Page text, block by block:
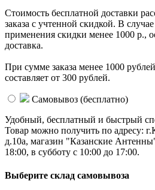
Стоимость бесплатной доставки
заказа с учтенной скидкой. В
применения скидки менее 1000 р.,
доставка.
При сумме заказа менее 1000
составляет от 300 рублей.
Самовывоз (бесплатно)
Удобный, бесплатный и быстрый
Товар можно получить по адресу:
д.10а, магазин "Казанские
18:00, в субботу с 10:00 до 17:00.
Выберите склад самовывоза